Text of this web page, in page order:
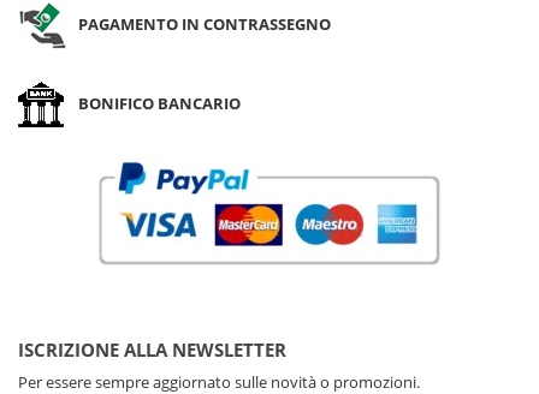
PAGAMENTO IN CONTRASSEGNO
BONIFICO BANCARIO
ISCRIZIONE ALLA NEWSLETTER
Per essere sempre aggiornato sulle novità o promozioni.